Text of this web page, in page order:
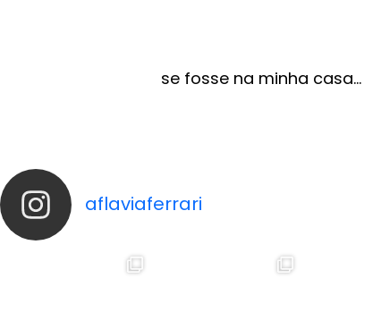
se fosse na minha casa…
aflaviaferrari